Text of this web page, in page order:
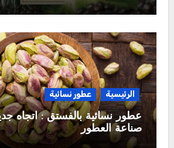
الرئيسية عطور نسائية
عطور نسائية بالفستق : اتجاه
صناعة العطور